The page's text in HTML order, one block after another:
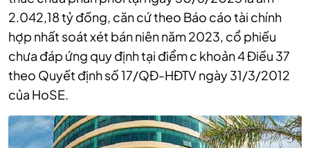
2.042,18 tỷ đồng, căn cứ theo Báo cáo tài chính
hợp nhất soát xét bán niên năm 2023, cổ phiếu
chưa đáp ứng quy định tại điểm c khoản 4 Điều 37
theo Quyết định số 17/QĐ-HĐTV ngày 31/3/2012
của HoSE.